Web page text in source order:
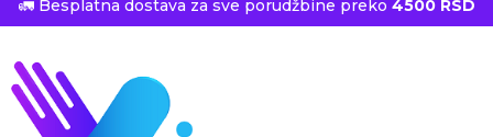
🚛 Besplatna dostava za sve porudžbine preko 4500 RSD